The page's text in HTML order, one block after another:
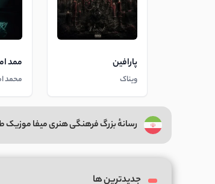
پارافین
ویناک
ممد
محمد
رسانهٔ بزرگ فرهنگی هنری میفا موزیک
جدیدترین ها